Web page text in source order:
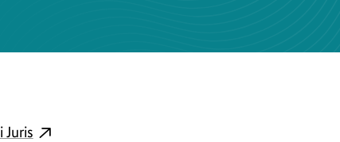
Jurisexterner